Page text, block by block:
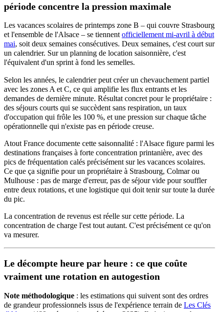
période concentre la pression maximale
Les vacances scolaires de printemps zone B – qui couvre Strasbourg
et l'ensemble de l'Alsace – se tiennentofficiellement mi-avril à début
mai, soit deux semaines consécutives. Deux semaines, c'est court sur
un calendrier. Sur un planning de location saisonnière, c'est
l'équivalent d'un sprint à fond les semelles.
Selon les années, le calendrier peut créer un chevauchement partiel
avec les zones A et C, ce qui amplifie les flux entrants et les
demandes de dernière minute. Résultat concret pour le propriétaire :
des séjours courts qui se succèdent sans respiration, un taux
d'occupation qui frôle les 100 %, et une pression sur chaque tâche
opérationnelle qui n'existe pas en période creuse.
Atout France documente cette saisonnalité : l'Alsace figure parmi les
destinations françaises à forte concentration printanière, avec des
pics de fréquentation calés précisément sur les vacances scolaires.
Ce que ça signifie pour un propriétaire à Strasbourg, Colmar ou
Mulhouse : pas de marge d'erreur, pas de séjour vide pour souffler
entre deux rotations, et une logistique qui doit tenir sur toute la durée
du pic.
La concentration de revenus est réelle sur cette période. La
concentration de charge l'est tout autant. C'est précisément ce qu'on
va mesurer.
Le décompte heure par heure : ce que coûte
vraiment une rotation en autogestion
Note méthodologique : les estimations qui suivent sont des ordres
de grandeur professionnels issus de l'expérience terrain de Les Clés